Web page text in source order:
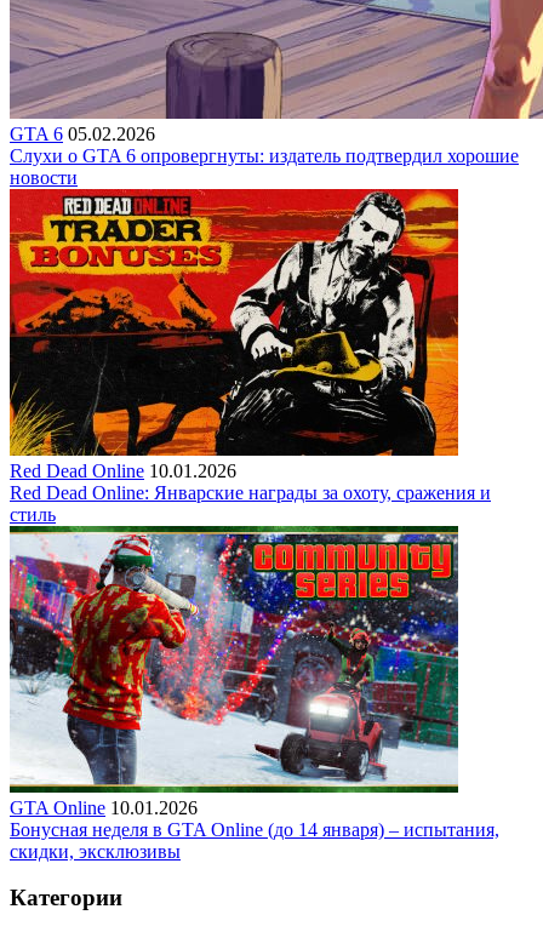
GTA 6 05.02.2026
Слухи о GTA 6 опровергнуты: издатель подтвердил хорошие
новости
Red Dead Online 10.01.2026
Red Dead Online: Январские награды за охоту, сражения и
стиль
GTA Online 10.01.2026
Бонусная неделя в GTA Online (до 14 января) – испытания,
скидки, эксклюзивы
Категории